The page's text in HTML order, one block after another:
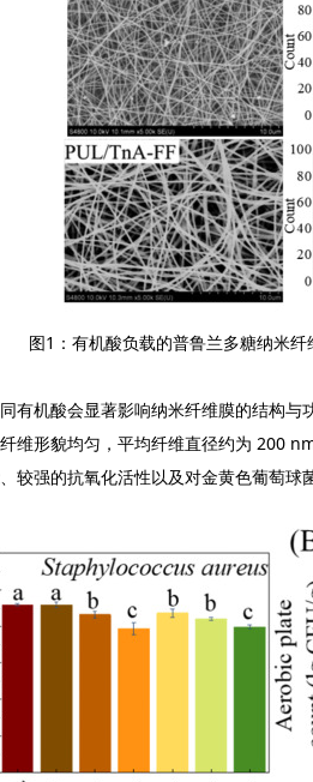
图1：有机酸负载的普鲁兰多糖纳米
有机酸会显著影响纳米纤维膜的结构
维形貌均匀，平均纤维直径约为 200
较强的抗氧化活性以及对金黄色葡萄球